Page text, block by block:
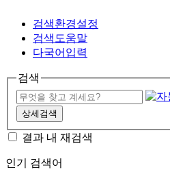
검색환경설정
검색도움말
다국어입력
검색
상세검색
결과 내 재검색
인기 검색어